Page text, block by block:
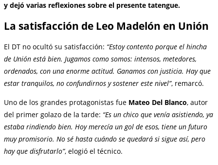
y dejó varias reflexiones sobre el presente tatengue.
La satisfacción de Leo Madelón en Unión
El DT no ocultó su satisfacción: “Estoy contento porque el hincha
de Unión está bien. Jugamos como somos: intensos, metedores,
ordenados, con una enorme actitud. Ganamos con justicia. Hay que
estar tranquilos, no confundirnos y sostener este nivel”, remarcó.
Uno de los grandes protagonistas fue Mateo Del Blanco, autor
del primer golazo de la tarde: “Es un chico que venía asistiendo, ya
estaba rindiendo bien. Hoy merecía un gol de esos, tiene un futuro
muy promisorio. No sé hasta cuándo se quedará si sigue así, pero
hay que disfrutarlo”, elogió el técnico.